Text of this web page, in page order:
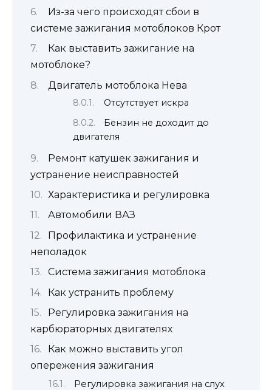
Из-за чего происходят сбои в
системе зажигания мотоблоков Крот
Как выставить зажигание на
мотоблоке?
Двигатель мотоблока Нева
Отсутствует искра
Бензин не доходит до
двигателя
Ремонт катушек зажигания и
устранение неисправностей
Характеристика и регулировка
Автомобили ВАЗ
Профилактика и устранение
неполадок
Система зажигания мотоблока
Как устранить проблему
Регулировка зажигания на
карбюраторных двигателях
Как можно выставить угол
опережения зажигания
Регулировка зажигания на слух